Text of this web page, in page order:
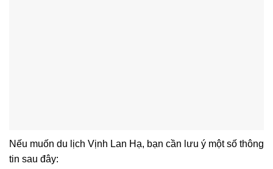
Nếu muốn du lịch Vịnh Lan Hạ, bạn cần lưu ý một số thông
tin sau đây: